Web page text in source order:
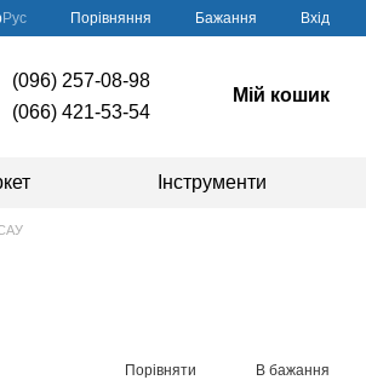
Рус Порівняння Бажання Вхід
(096) 257-08-98
(066) 421-53-54
Мій кошик
Інструменти
Порівняти В бажання